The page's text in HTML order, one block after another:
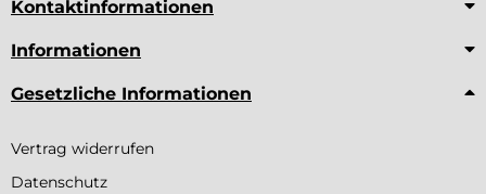
Kontaktinformationen
Informationen
Gesetzliche Informationen
Vertrag widerrufen
Datenschutz